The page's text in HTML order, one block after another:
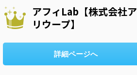
アフィLab【株式会社ア
リウープ】
詳細ページへ